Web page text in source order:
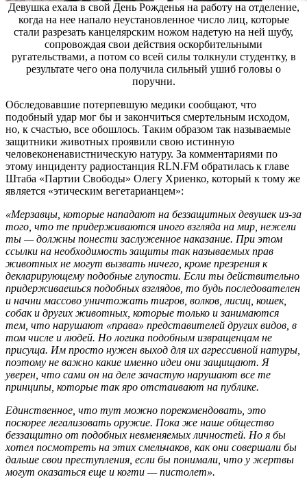
Девушка ехала в свой День Рожденья на работу на отделение,
когда на нее напало неустановленное число лиц, которые
стали разрезать канцелярским ножом надетую на ней шубу,
сопровождая свои действия оскорбительными
ругательствами, а потом со всей силы толкнули студентку, в
результате чего она получила сильный ушиб головы о
поручни.
Обследовавшие потерпевшую медики сообщают, что
подобный удар мог бы и закончиться смертельным исходом,
но, к счастью, все обошлось. Таким образом так называемые
защитники животных проявили свою истинную
человеконенавистническую натуру. За комментариями по
этому инциденту радиостанция RLN.FM обратилась к главе
Штаба «Партии Свободы» Олегу Хриенко, который к тому же
является «этическим вегетарианцем»:
«Мерзавцы, которые нападают на беззащитных девушек из-за
того, что те придерживаются иного взгляда на мир, нежели
ты — должны понести заслуженное наказание. При этом
ссылки на необходимость защиты так называемых прав
животных не могут вызвать ничего, кроме презрения к
декларирующему подобные глупости. Если ты действительно
придерживаешься подобных взглядов, то будь последователен
и начни массово уничтожать тигров, волков, лисиц, кошек,
собак и других животных, которые только и занимаются
тем, что нарушают «права» представителей других видов, в
том числе и людей. Но логика подобным извращенцам не
присуща. Им просто нужен выход для их агрессивной натуры,
поэтому не важно какие именно идеи они защищают. Я
уверен, что сами он на деле зачастую нарушают все те
принципы, которые так яро отстаивают на публике.
Единственное, что тут можно порекомендовать, это
поскорее легализовать оружие. Пока же наше общество
беззащитно от подобных невменяемых личностей. Но я бы
хотел посмотреть на этих смельчаков, как они совершали бы
дальше свои преступления, если бы понимали, что у жертвы
могут оказаться еще и когти — пистолет».